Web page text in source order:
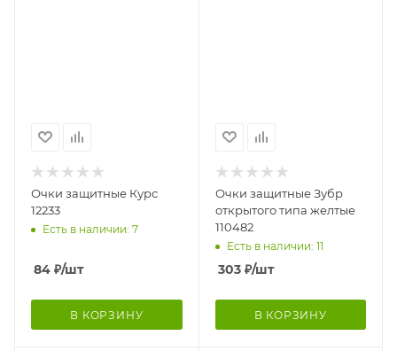
Очки защитные Курс
12233
Есть в наличии: 7
84 ₽/шт
В КОРЗИНУ
Очки защитные Зубр
открытого типа желтые
110482
Есть в наличии: 11
303₽/шт
В КОРЗИНУ